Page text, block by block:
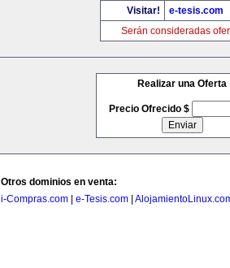
Visitar!
e-tesis.com
Serán consideradas
Realizar una Oferta
Precio Ofrecido $
Otros dominios en venta:
i-Compras.com
e-Tesis.com